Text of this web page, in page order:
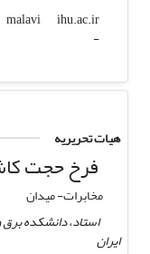
malavi
ihu.ac.ir
-
هیات تحریریه
فرخ حجت
مخابرات- میدان
استاد، دانشکده برق
ایران